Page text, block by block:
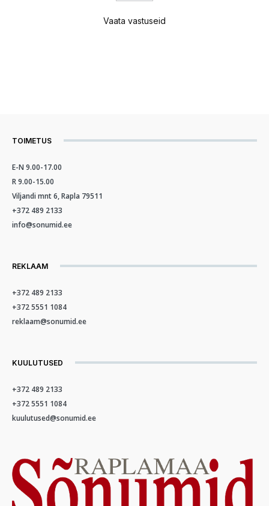
Vaata vastuseid
TOIMETUS
E-N 9.00-17.00
R 9.00-15.00
Viljandi mnt 6, Rapla 79511
+372 489 2133
info@sonumid.ee
REKLAAM
+372 489 2133
+372 5551 1084
reklaam@sonumid.ee
KUULUTUSED
+372 489 2133
+372 5551 1084
kuulutused@sonumid.ee